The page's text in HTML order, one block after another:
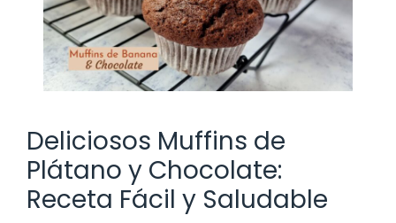
Deliciosos Muffins de
Plátano y Chocolate:
Receta Fácil y Saludable